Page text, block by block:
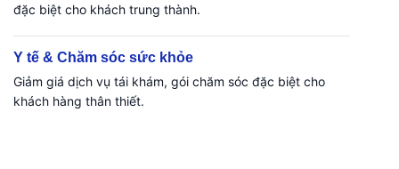
đặc biệt cho khách trung thành.
Y tế & Chăm sóc sức khỏe
Giảm giá dịch vụ tái khám, gói chăm sóc đặc biệt cho
khách hàng thân thiết.